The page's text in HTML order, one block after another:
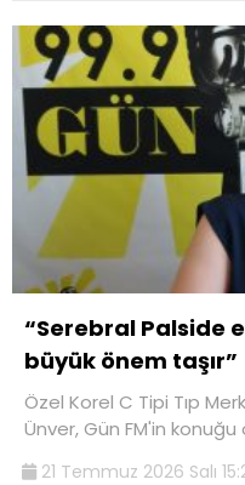
“Serebral Palside
büyük önem taşır”
Özel Korel C Tipi Tıp
Ünver, Gün FM'in
21 Temmuz 2026 Salı